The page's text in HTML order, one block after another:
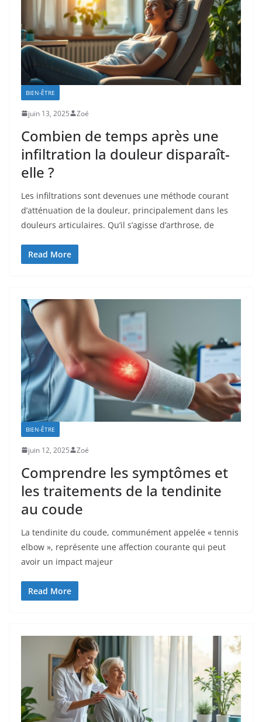
BIEN-ÊTRE
juin 13, 2025 Zoé
Combien de temps après une
infiltration la douleur disparaît-
elle ?
Les infiltrations sont devenues une méthode courant
d’atténuation de la douleur, principalement dans les
douleurs articulaires. Qu’il s’agisse d’arthrose, de
Read More
BIEN-ÊTRE
juin 12, 2025 Zoé
Comprendre les symptômes et
les traitements de la tendinite
au coude
La tendinite du coude, communément appelée « tennis
elbow », représente une affection courante qui peut
avoir un impact majeur
Read More